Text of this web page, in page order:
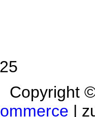
Copyright
|